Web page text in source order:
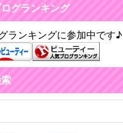
ログランキング
ランキングに参加中です♪